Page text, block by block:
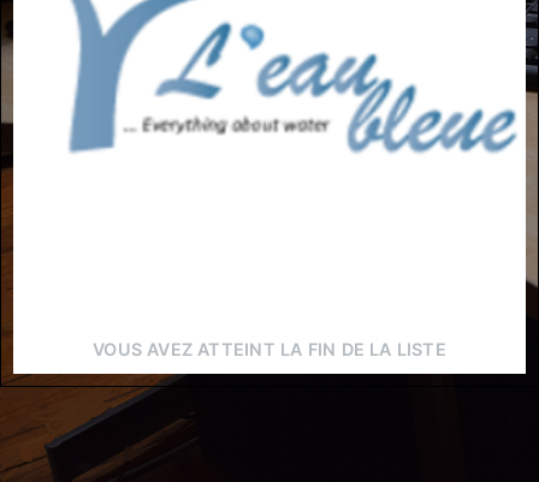
VOUS AVEZ ATTEINT LA FIN DE LA LISTE